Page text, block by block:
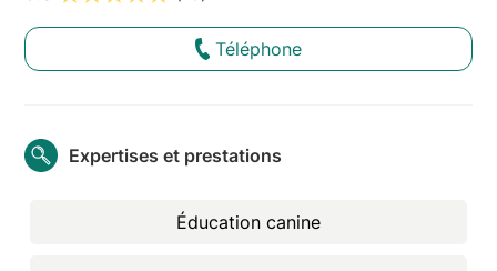
Téléphone
Expertises et prestations
Éducation canine